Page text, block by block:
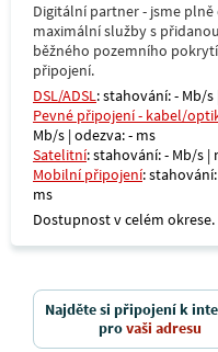
Digitální partner - jsme
maximální služby s
běžného pozemního
připojení.
DSL/ADSL: stahování: - Mb/
Pevné připojení - kabel/
Mb/s | odezva: - ms
Satelitní: stahování: - Mb/s |
Mobilní připojení:
ms
Dostupnost v celém okrese.
Najděte si připojení k
provaši adresu